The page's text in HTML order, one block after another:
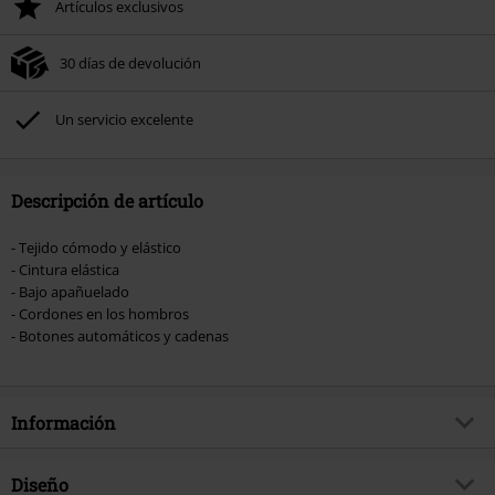
Artículos exclusivos
30 días de devolución
Un servicio excelente
Descripción de artículo
- Tejido cómodo y elástico
- Cintura elástica
- Bajo apañuelado
- Cordones en los hombros
- Botones automáticos y cadenas
Información
Artículo no.
Diseño